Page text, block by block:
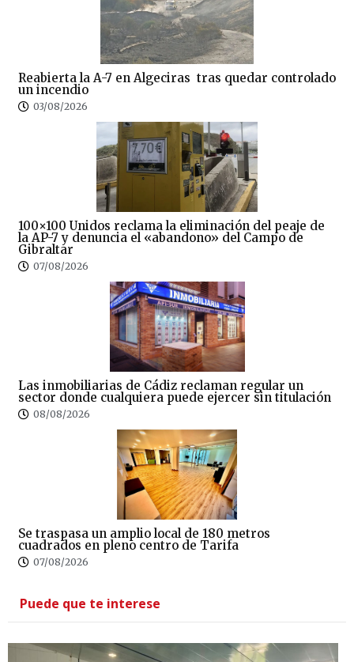
Reabierta la A-7 en Algeciras tras quedar controlado
un incendio
03/08/2026
100×100 Unidos reclama la eliminación del peaje de
la AP-7 y denuncia el «abandono» del Campo de
Gibraltar
07/08/2026
Las inmobiliarias de Cádiz reclaman regular un
sector donde cualquiera puede ejercer sin titulación
08/08/2026
Se traspasa un amplio local de 180 metros
cuadrados en pleno centro de Tarifa
07/08/2026
Puede que te interese